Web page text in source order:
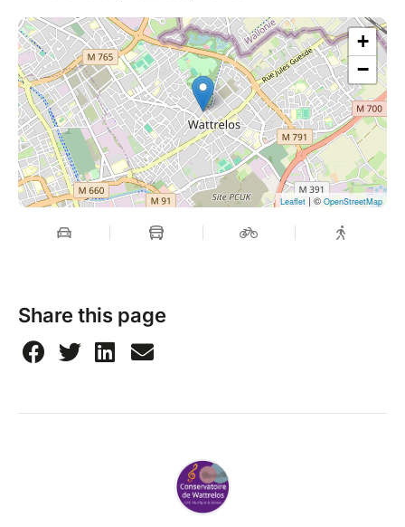
+
−
Leaflet | © OpenStreetMap
Share this page